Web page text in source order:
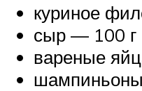
куриное
сыр — 100 г
вареные